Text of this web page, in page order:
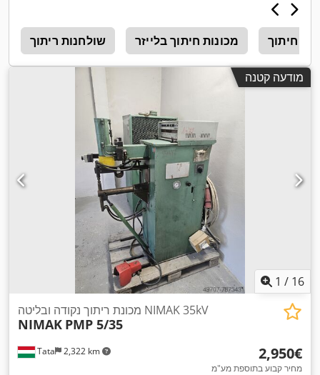
שולחנות ריתוך מכונות חיתוך בלייזר
מודעה קטנה
1 / 16
Tata 2,322 km
מכונת ריתוך נקודה ובליטה NIMAK 35kV
NIMAK PMP 5/35
‏2,950 ‏€
מחיר קבוע בתוספת מע"מ